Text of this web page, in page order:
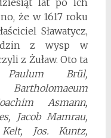
że w 1617 roku
Sławatycz,
z wysp w
z Żuław. Oto ta
Paulum Brül,
Asmann,
Jacob Mamrau,
Jos. Kuntz,